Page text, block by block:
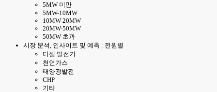
5MW 미만
5MW-10MW
10MW-20MW
20MW-50MW
50MW 초과
시장 분석, 인사이트 및 예측 : 전원별
디젤 발전기
천연가스
태양광발전
CHP
기타